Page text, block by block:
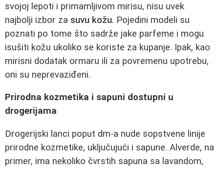
svojoj lepoti i primamljivom mirisu, nisu uvek
najbolji izbor za suvu kožu. Pojedini modeli su
poznati po tome što sadrže jake parfeme i mogu
isušiti kožu ukoliko se koriste za kupanje. Ipak, kao
mirisni dodatak ormaru ili za povremenu upotrebu,
oni su neprevaziđeni.
Prirodna kozmetika i sapuni dostupni u
drogerijama
Drogerijski lanci poput dm-a nude sopstvene linije
prirodne kozmetike, uključujući i sapune. Alverde, na
primer, ima nekoliko čvrstih sapuna sa lavandom,